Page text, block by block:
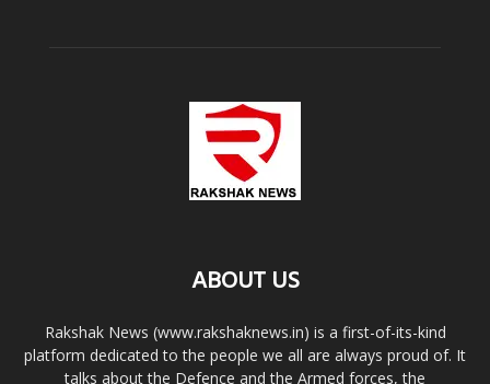
ABOUT US
Rakshak News (www.rakshaknews.in) is a first-of-its-kind
platform dedicated to the people we all are always proud of. It
talks about the Defence and the Armed forces, the